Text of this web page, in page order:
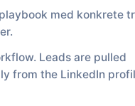
med konkrete
Leads are pulled
from the LinkedIn